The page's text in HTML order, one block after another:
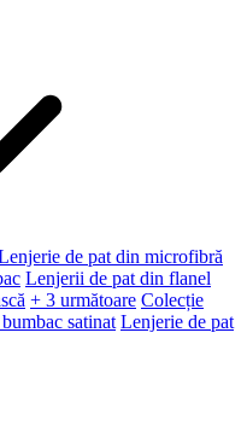
de pat din microfibră
Lenjerii de pat din flanel
+ 3 următoare Colecție
satinat Lenjerie de pat